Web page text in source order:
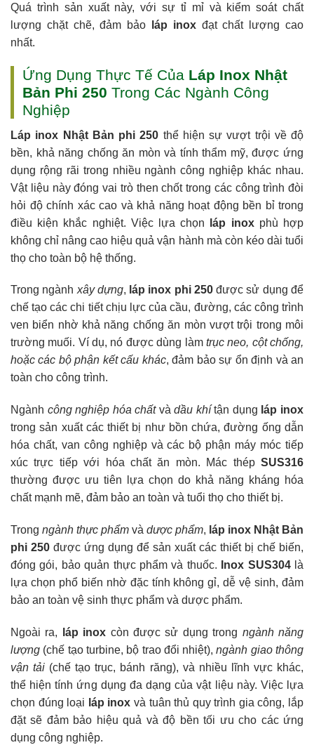
Quá trình sản xuất này, với sự tỉ mỉ và kiểm soát chất
lượng chặt chẽ, đảm bảo
láp inoxđạt chất lượng cao
nhất.
Ứng Dụng Thực Tế Của Láp Inox Nhật
Bản Phi 250 Trong Các Ngành Công
Nghiệp
Láp inox Nhật Bản phi 250 thể hiện sự vượt trội về độ
bền, khả năng chống ăn mòn và tính thẩm mỹ, được ứng
dụng rộng rãi trong nhiều ngành công nghiệp khác nhau.
Vật liệu này đóng vai trò then chốt trong các công trình đòi
hỏi độ chính xác cao và khả năng hoạt động bền bỉ trong
điều kiện khắc nghiệt. Việc lựa chọn
láp inoxphù hợp
không chỉ nâng cao hiệu quả vận hành mà còn kéo dài tuổi
thọ cho toàn bộ hệ thống.
Trong ngành xây dựng, láp inox phi 250được sử dụng để
chế tạo các chi tiết chịu lực của cầu, đường, các công trình
ven biển nhờ khả năng chống ăn mòn vượt trội trong môi
trường muối. Ví dụ, nó được dùng làm trục neo, cột chống,
hoặc các bộ phận kết cấu khác, đảm bảo sự ổn định và an
toàn cho công trình.
Ngành công nghiệp hóa chấtvàdầu khítận dụng láp inox
trong sản xuất các thiết bị như bồn chứa, đường ống dẫn
hóa chất, van công nghiệp và các bộ phận máy móc tiếp
xúc trực tiếp với hóa chất ăn mòn. Mác thép SUS316
thường được ưu tiên lựa chọn do khả năng kháng hóa
chất mạnh mẽ, đảm bảo an toàn và tuổi thọ cho thiết bị.
Trong ngành thực phẩm và dược phẩm, láp inox Nhật Bản
phi 250 được ứng dụng để sản xuất các thiết bị chế biến,
đóng gói, bảo quản thực phẩm và thuốc.
Inox SUS304là
lựa chọn phổ biến nhờ đặc tính không gỉ, dễ vệ sinh, đảm
bảo an toàn vệ sinh thực phẩm và dược phẩm.
Ngoài ra, láp inox còn được sử dụng trong ngành năng
lượng (chế tạo turbine, bộ trao đổi nhiệt),ngành giao thông
vận tải (chế tạo trục, bánh răng), và nhiều lĩnh vực khác,
thể hiện tính ứng dụng đa dạng của vật liệu này. Việc lựa
chọn đúng loại láp inox và tuân thủ quy trình gia công, lắp
đặt sẽ đảm bảo hiệu quả và độ bền tối ưu cho các ứng
dụng công nghiệp.